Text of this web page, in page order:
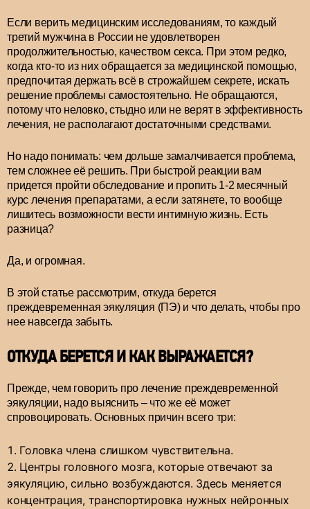
Если верить медицинским исследованиям, то каждый
третий мужчина в России не удовлетворен
продолжительностью, качеством секса. При этом редко,
когда кто-то из них обращается за медицинской помощью,
предпочитая держать всё в строжайшем секрете, искать
решение проблемы самостоятельно. Не обращаются,
потому что неловко, стыдно или не верят в эффективность
лечения, не располагают достаточными средствами.
Но надо понимать: чем дольше замалчивается проблема,
тем сложнее её решить. При быстрой реакции вам
придется пройти обследование и пропить 1-2 месячный
курс лечения препаратами, а если затянете, то вообще
лишитесь возможности вести интимную жизнь. Есть
разница?
Да, и огромная.
В этой статье рассмотрим, откуда берется
преждевременная эякуляция (ПЭ) и что делать, чтобы про
нее навсегда забыть.
ОТКУДА БЕРЕТСЯ И КАК ВЫРАЖАЕТСЯ?
Прежде, чем говорить про лечение преждевременной
эякуляции, надо выяснить – что же её может
спровоцировать. Основных причин всего три:
Головка члена слишком чувствительна.
Центры головного мозга, которые отвечают за
эякуляцию, сильно возбуждаются. Здесь меняется
концентрация, транспортировка нужных нейронных